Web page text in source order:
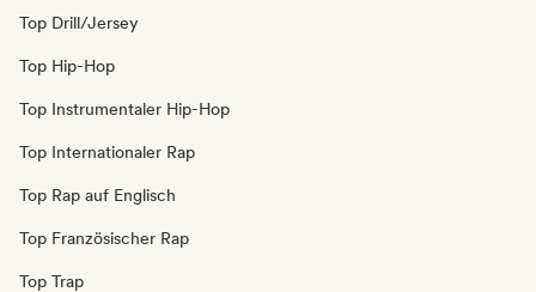
Top Drill/Jersey
Top Hip-Hop
Top Instrumentaler Hip-Hop
Top Internationaler Rap
Top Rap auf Englisch
Top Französischer Rap
Top Trap